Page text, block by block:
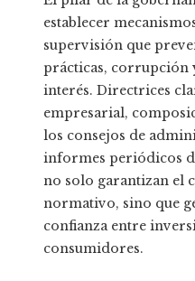
establecer
supervisión que
prácticas, corrupción
interés. Directrices
empresarial,
los consejos de
informes periódicos
no solo garantizan el
normativo, sino que
confianza entre
consumidores.